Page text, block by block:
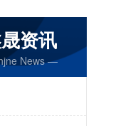
资讯
News —